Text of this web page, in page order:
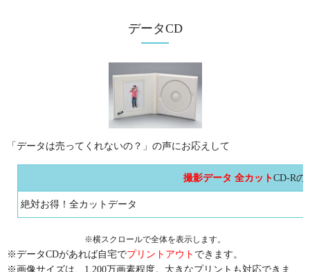
データCD
「データは売ってくれないの？」の声にお応えして
撮影データ 全カットCD-Rの
絶対お得！全カットデータ
※横スクロールで全体を表示します。
※データCDがあれば自宅でプリントアウト できます。
※画像サイズは、1,200万画素程度。大きなプリントも対応できま